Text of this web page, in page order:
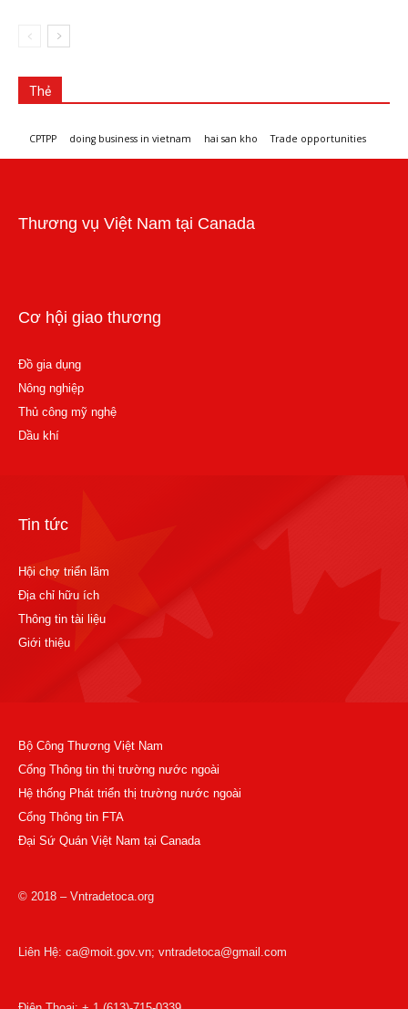
Thẻ
CPTPP doing business in vietnam hai san kho Trade opportunities
Thương vụ Việt Nam tại Canada
Cơ hội giao thương
Đồ gia dụng
Nông nghiệp
Thủ công mỹ nghệ
Dầu khí
Tin tức
Hội chợ triển lãm
Địa chỉ hữu ích
Thông tin tài liệu
Giới thiệu
Bộ Công Thương Việt Nam
Cổng Thông tin thị trường nước ngoài
Hệ thống Phát triển thị trường nước ngoài
Cổng Thông tin FTA
Đại Sứ Quán Việt Nam tại Canada
© 2018 – Vntradetoca.org
Liên Hệ: ca@moit.gov.vn; vntradetoca@gmail.com